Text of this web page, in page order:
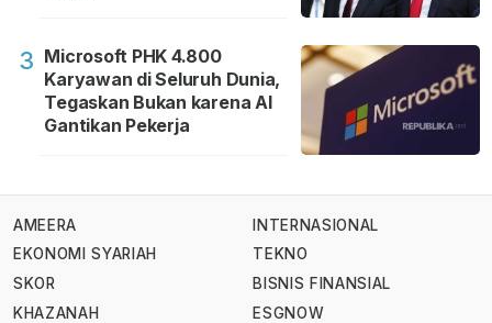
3 Microsoft PHK 4.800
Karyawan di Seluruh Dunia,
Tegaskan Bukan karena AI
Gantikan Pekerja
AMEERA
EKONOMI SYARIAH
SKOR
KHAZANAH
INTERNASIONAL
TEKNO
BISNIS FINANSIAL
ESGNOW